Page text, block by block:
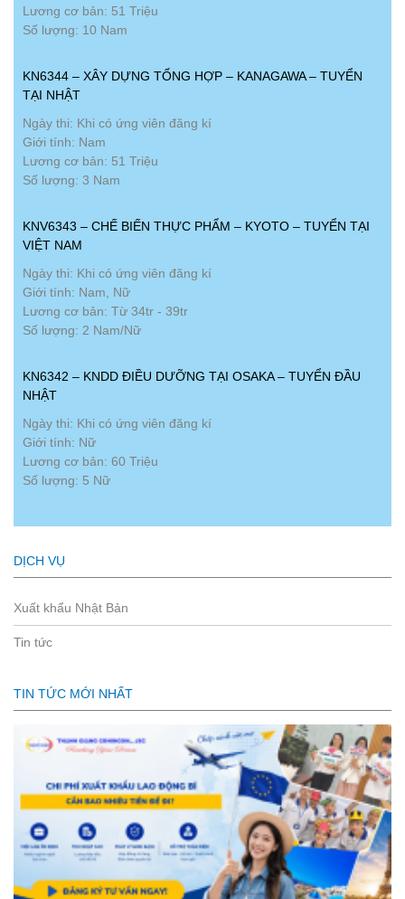
Lương cơ bản: 51 Triệu
Số lượng: 10 Nam
KN6344 – XÂY DỰNG TỔNG HỢP – KANAGAWA – TUYỂN
TẠI NHẬT
Ngày thi: Khi có ứng viên đăng kí
Giới tính: Nam
Lương cơ bản: 51 Triệu
Số lượng: 3 Nam
KNV6343 – CHẾ BIẾN THỰC PHẨM – KYOTO – TUYỂN TẠI
VIỆT NAM
Ngày thi: Khi có ứng viên đăng kí
Giới tính: Nam, Nữ
Lương cơ bản: Từ 34tr - 39tr
Số lượng: 2 Nam/Nữ
KN6342 – KNDD ĐIỀU DƯỠNG TẠI OSAKA – TUYỂN ĐẦU
NHẬT
Ngày thi: Khi có ứng viên đăng kí
Giới tính: Nữ
Lương cơ bản: 60 Triệu
Số lượng: 5 Nữ
DỊCH VỤ
Xuất khẩu Nhật Bản
Tin tức
TIN TỨC MỚI NHẤT